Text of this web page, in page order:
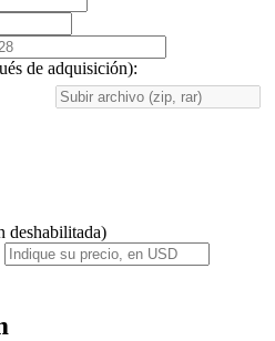
de adquisición):
deshabilitada)